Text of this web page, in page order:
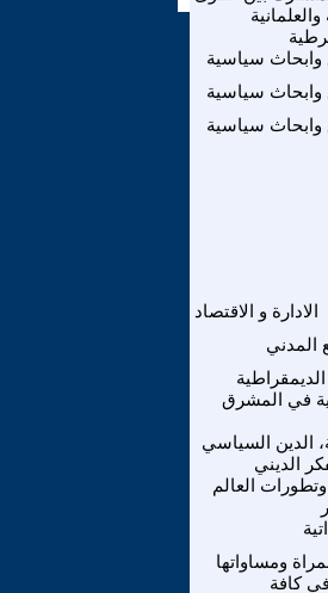
وابحاث سياسية
وابحاث سياسية
وابحاث سياسية
الادارة و الاقتصاد
المدني
في المشرق
الدين السياسي
الديني
العالم
ومساواتها
كافة